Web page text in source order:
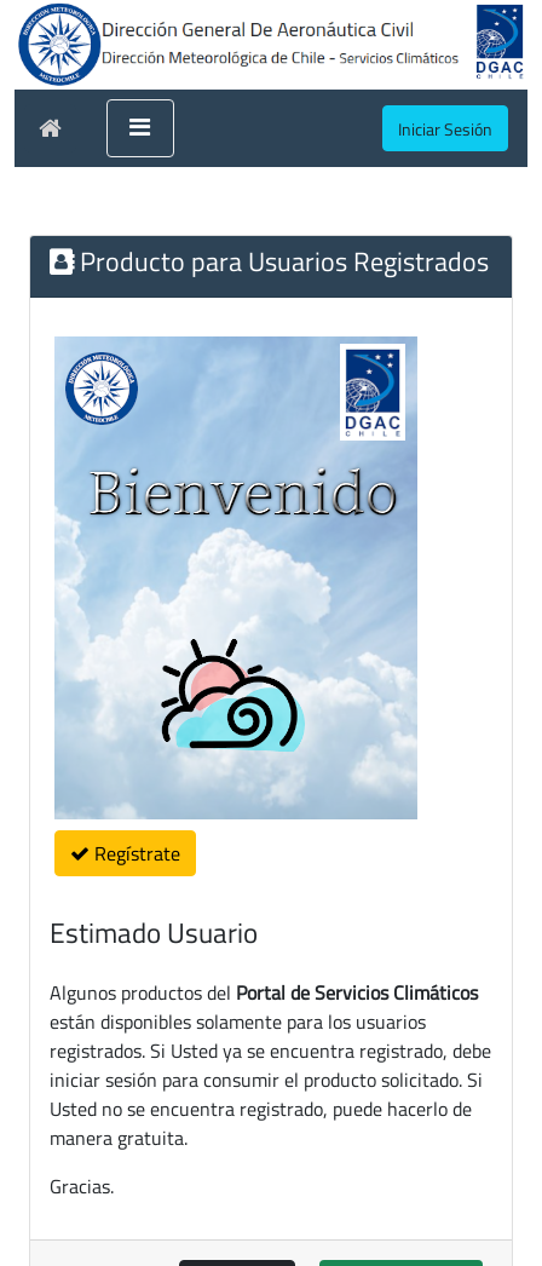
Iniciar Sesión
Producto para Usuarios Registrados
Regístrate
Estimado Usuario
Algunos productos del Portal de Servicios Climáticos
están disponibles solamente para los usuarios
registrados. Si Usted ya se encuentra registrado, debe
iniciar sesión para consumir el producto solicitado. Si
Usted no se encuentra registrado, puede hacerlo de
manera gratuita.
Gracias.